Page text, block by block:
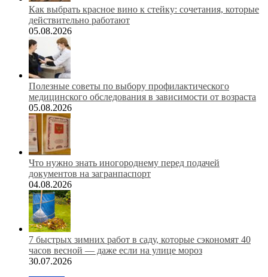
Как выбрать красное вино к стейку: сочетания, которые
действительно работают
05.08.2026
Полезные советы по выбору профилактического
медицинского обследования в зависимости от возраста
05.08.2026
Что нужно знать иногороднему перед подачей
документов на загранпаспорт
04.08.2026
7 быстрых зимних работ в саду, которые сэкономят 40
часов весной — даже если на улице мороз
30.07.2026